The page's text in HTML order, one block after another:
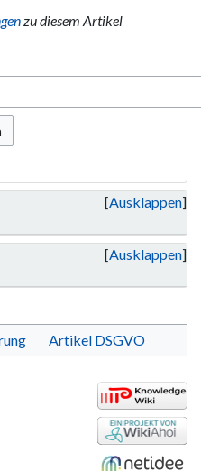
zu diesem Artikel
Ausklappen
Ausklappen
Artikel DSGVO